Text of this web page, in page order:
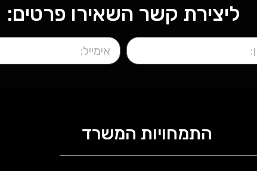
ליצירת קשר השאירו פרטים:
התמחויות המשרד